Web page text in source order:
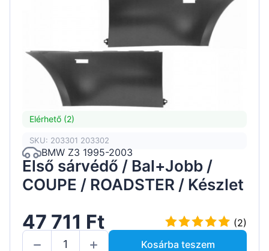
Elérhető (2)
SKU: 203301 203302
BMW Z3 1995-2003
Első sárvédő / Bal+Jobb /
COUPE / ROADSTER / Készlet
47 711 Ft
(2)
Kosárba teszem